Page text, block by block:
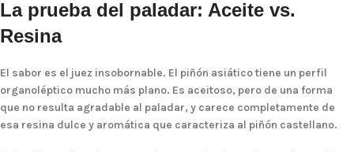
La prueba del paladar: Aceite vs.
Resina
El sabor es el juez insobornable. El piñón asiático tiene un perfil
organoléptico mucho más plano. Es aceitoso, pero de una forma
que no resulta agradable al paladar, y carece completamente de
esa resina dulce y aromática que caracteriza al piñón castellano.